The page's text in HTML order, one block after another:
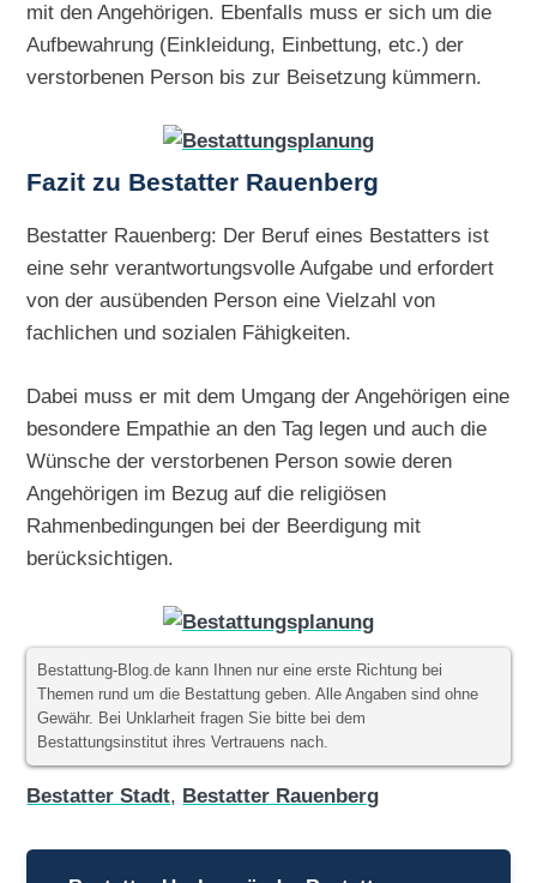
mit den Angehörigen. Ebenfalls muss er sich um die
Aufbewahrung (Einkleidung, Einbettung, etc.) der
verstorbenen Person bis zur Beisetzung kümmern.
Fazit zu Bestatter Rauenberg
Bestatter Rauenberg: Der Beruf eines Bestatters ist
eine sehr verantwortungsvolle Aufgabe und erfordert
von der ausübenden Person eine Vielzahl von
fachlichen und sozialen Fähigkeiten.
Dabei muss er mit dem Umgang der Angehörigen eine
besondere Empathie an den Tag legen und auch die
Wünsche der verstorbenen Person sowie deren
Angehörigen im Bezug auf die religiösen
Rahmenbedingungen bei der Beerdigung mit
berücksichtigen.
Bestattung-Blog.de kann Ihnen nur eine erste Richtung bei
Themen rund um die Bestattung geben. Alle Angaben sind ohne
Gewähr. Bei Unklarheit fragen Sie bitte bei dem
Bestattungsinstitut ihres Vertrauens nach.
Bestatter Stadt, Bestatter Rauenberg
Beitragsnavigation